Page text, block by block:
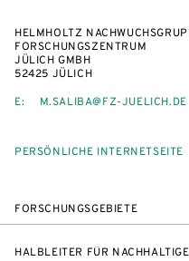
HELMHOLTZ
FORSCHUNGSZENTRUM
JÜLICH GMBH
52425 JÜLICH
E:
M.SALIBA@FZ-JUELICH.DE
PERSÖNLICHE INTERNETSEITE
FORSCHUNGSGEBIETE
HALBLEITER FÜR